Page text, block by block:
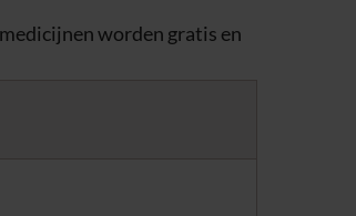
worden gratis en